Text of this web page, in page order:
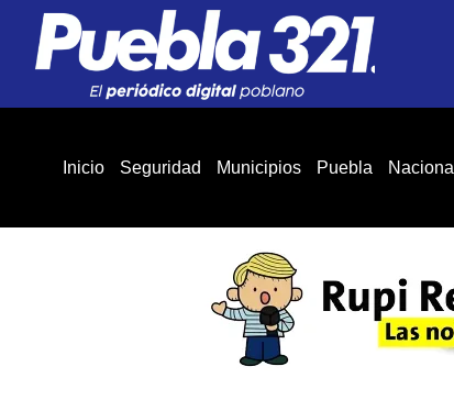
Inicio Seguridad Municipios Puebla Nacional